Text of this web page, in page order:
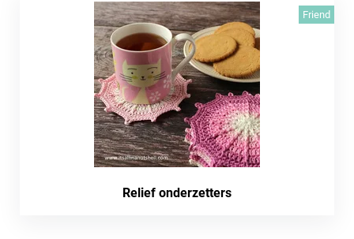
Friend
Relief onderzetters